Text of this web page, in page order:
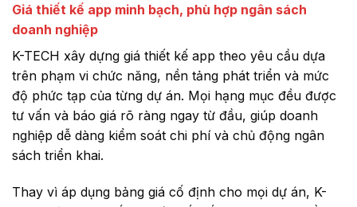
Giá thiết kế app minh bạch, phù hợp ngân sách
doanh nghiệp
K-TECH xây dựng giá thiết kế app theo yêu cầu dựa
trên phạm vi chức năng, nền tảng phát triển và mức
độ phức tạp của từng dự án. Mọi hạng mục đều được
tư vấn và báo giá rõ ràng ngay từ đầu, giúp doanh
nghiệp dễ dàng kiểm soát chi phí và chủ động ngân
sách triển khai.
Thay vì áp dụng bảng giá cố định cho mọi dự án, K-